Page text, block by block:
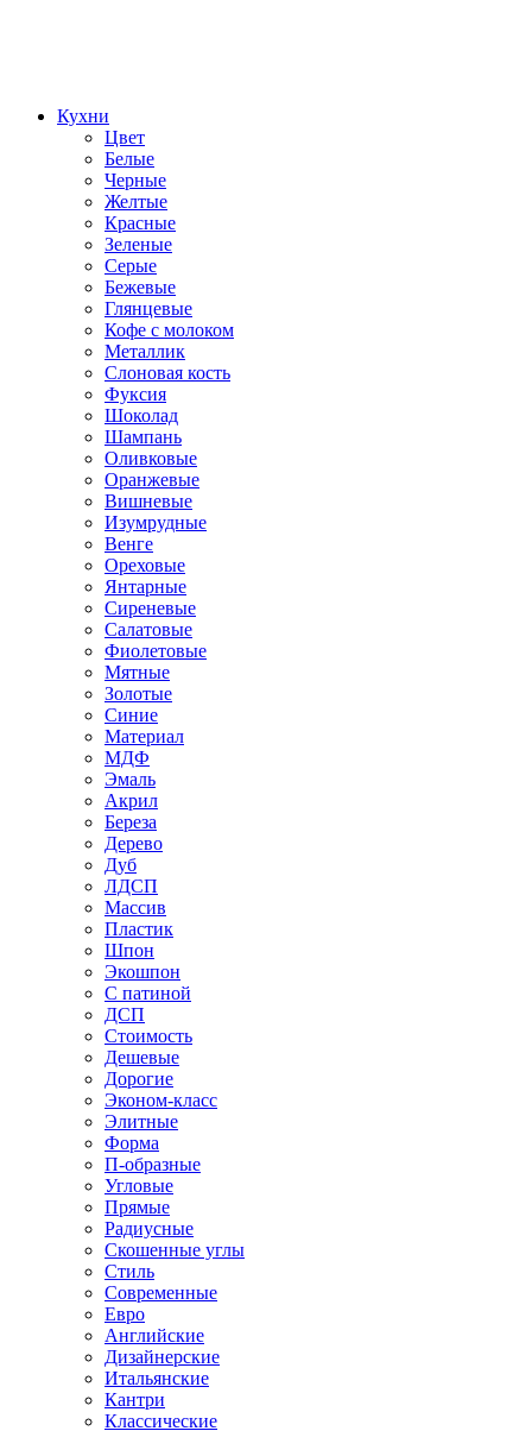
Кухни
Цвет
Белые
Черные
Желтые
Красные
Зеленые
Серые
Бежевые
Глянцевые
Кофе с молоком
Металлик
Слоновая кость
Фуксия
Шоколад
Шампань
Оливковые
Оранжевые
Вишневые
Изумрудные
Венге
Ореховые
Янтарные
Сиреневые
Салатовые
Фиолетовые
Мятные
Золотые
Синие
Материал
МДФ
Эмаль
Акрил
Береза
Дерево
Дуб
ЛДСП
Массив
Пластик
Шпон
Экошпон
С патиной
ДСП
Стоимость
Дешевые
Дорогие
Эконом-класс
Элитные
Форма
П-образные
Угловые
Прямые
Радиусные
Скошенные углы
Стиль
Современные
Евро
Английские
Дизайнерские
Итальянские
Кантри
Классические